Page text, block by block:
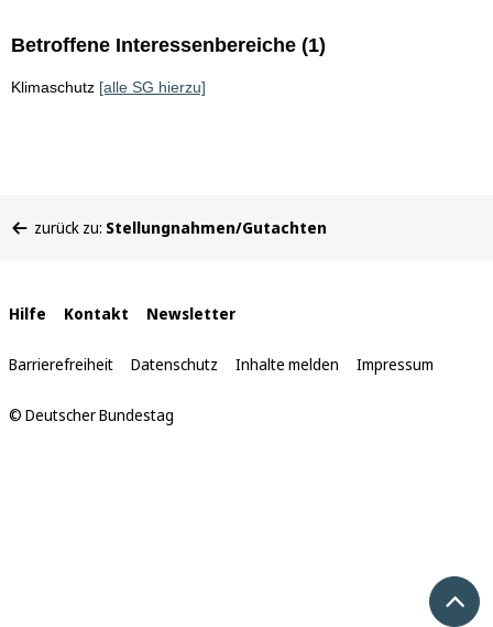
Betroffene Interessenbereiche (1)
Klimaschutz [alle SG hierzu]
befinden
zurück zu: Stellungnahmen/Gutachten
Interne
Links
Hilfe Kontakt Newsletter
Barrierefreiheit Datenschutz Inhalte melden Impressum
© Deutscher Bundestag